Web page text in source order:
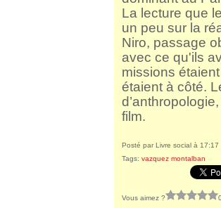
La lecture que
un peu sur la
Niro, passage
avec ce qu'ils
missions
étaient à côté.
film.
Posté par Livre social à 17:17
Tags: vazquez montalban
Vous aimez ?